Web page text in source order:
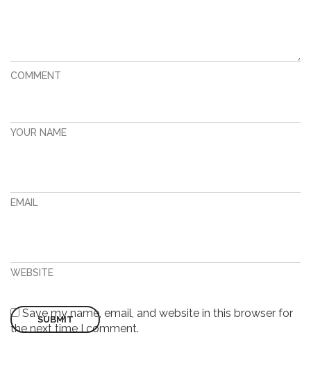
COMMENT
YOUR NAME
EMAIL
WEBSITE
Save my name, email, and website in this browser for
the next time I comment.